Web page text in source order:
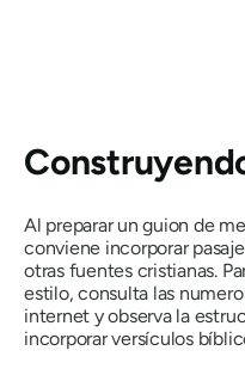
Al preparar un guion de
conviene incorporar
otras fuentes cristianas.
estilo, consulta las
internet y observa la
incorporar versículos